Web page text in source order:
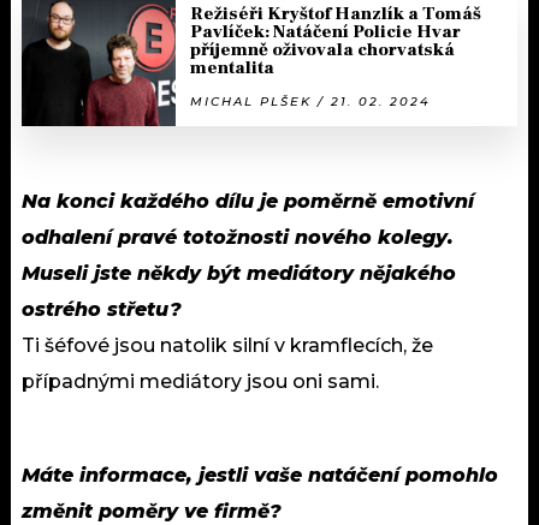
Režiséři Kryštof Hanzlík a Tomáš
Pavlíček: Natáčení Policie Hvar
příjemně oživovala chorvatská
mentalita
MICHAL PLŠEK / 21. 02. 2024
Na konci každého dílu je poměrně emotivní
odhalení pravé totožnosti nového kolegy.
Museli jste někdy být mediátory nějakého
ostrého střetu?
Ti šéfové jsou natolik silní v kramflecích, že
případnými mediátory jsou oni sami.
Máte informace, jestli vaše natáčení pomohlo
změnit poměry ve firmě?